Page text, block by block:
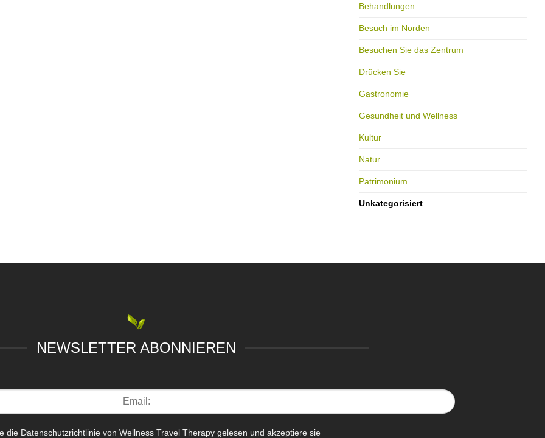
Behandlungen
Besuch im Norden
Besuchen Sie das Zentrum
Drücken Sie
Gastronomie
Gesundheit und Wellness
Kultur
Natur
Patrimonium
Unkategorisiert
NEWSLETTER ABONNIEREN
die Datenschutzrichtlinie von Wellness Travel Therapy gelesen und akzeptiere sie